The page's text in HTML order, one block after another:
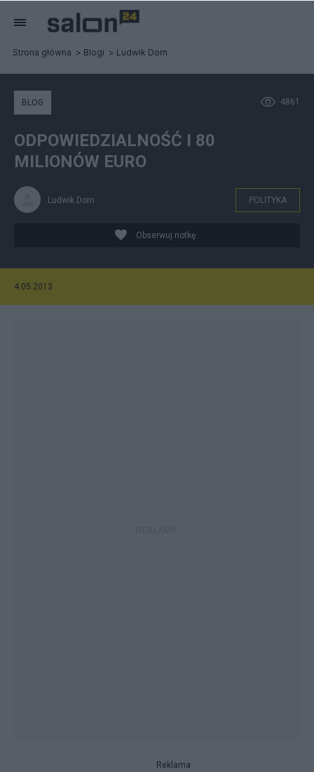
Strona główna Blogi Ludwik Dorn
4861
BLOG
ODPOWIEDZIALNOŚĆ I 80
MILIONÓW EURO
Ludwik Dorn POLITYKA
Obserwuj notkę
4.05.2013
Reklama